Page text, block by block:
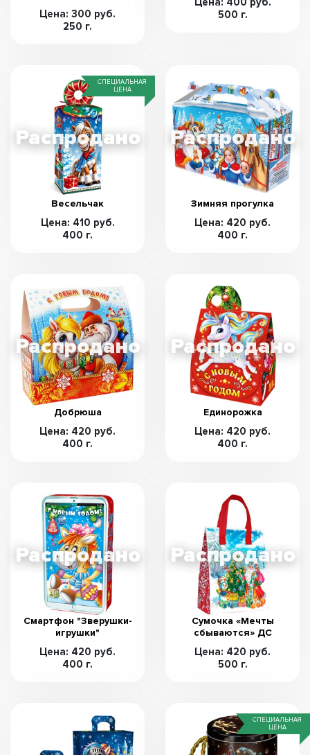
Цена: 300 руб.
250 г.
500 г.
СПЕЦИАЛЬНАЯ
ЦЕНА
Весельчак
Цена: 410 руб.
400 г.
Зимняя прогулка
Цена: 420 руб.
400 г.
Добрюша
Цена: 420 руб.
400 г.
Единорожка
Цена: 420 руб.
400 г.
Смартфон "Зверушки-
игрушки"
Цена: 420 руб.
400 г.
Сумочка «Мечты
сбываются» ДС
Цена: 420 руб.
500 г.
СПЕЦИАЛЬНАЯ
ЦЕНА